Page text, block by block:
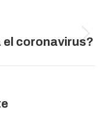
el coronavirus?